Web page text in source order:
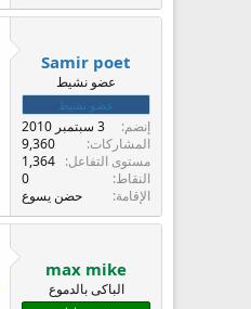
Samir poet
عضو نشيط
عضو نشيط
إنضم
3 سبتمبر 2010
المشاركات
9,360
مستوى التفاعل
1,364
النقاط
0
الإقامة
حضن يسوع
max mike
الباكى بالدموع